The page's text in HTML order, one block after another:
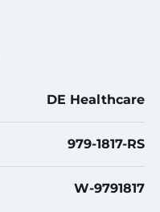
DE Healthcare
979-1817-RS
W-9791817